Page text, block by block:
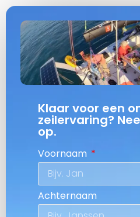
Klaar voor een
zeilervaring?
op.
Voornaam
Achternaam